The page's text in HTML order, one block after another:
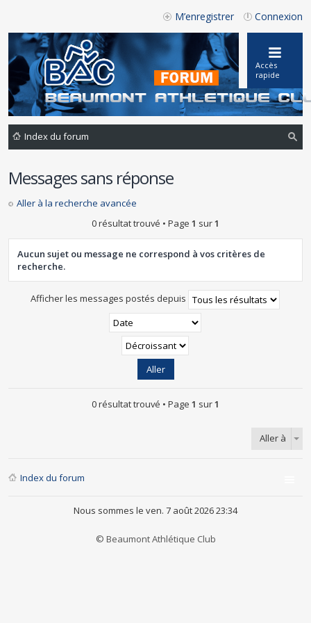
Connexion
M’enregistrer
Accès
rapide
Index du forum
r
Messages sans réponse
Aller à la recherche avancée
0 résultat trouvé • Page 1 sur1
Aucun sujet ou message ne correspond à vos critères de
recherche.
Afficher les messages postés depuis
0 résultat trouvé • Page 1 sur1
Aller à
Index du forum
Nous sommes le ven. 7 août 2026 23:34
© Beaumont Athlétique Club